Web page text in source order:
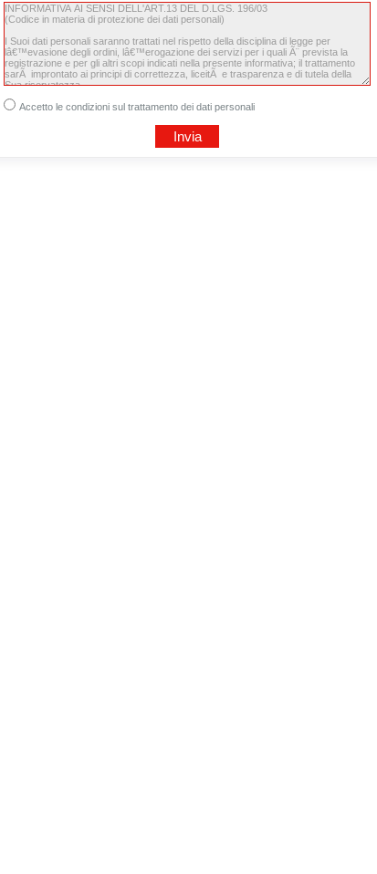
Accetto le condizioni sul trattamento dei dati personali